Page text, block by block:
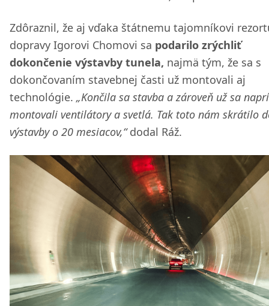
Zdôraznil, že aj vďaka štátnemu tajomníkovi
dopravy Igorovi Chomovi sa podarilo zrýchliť
dokončenie výstavby tunela, najmä tým, že sa s
dokončovaním stavebnej časti už montovali aj
technológie. „Končila sa stavba a zároveň už sa
montovali ventilátory a svetlá. Tak toto nám skrátilo
výstavby o 20 mesiacov,“dodal Ráž.